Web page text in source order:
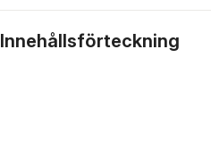
Innehållsförteckning